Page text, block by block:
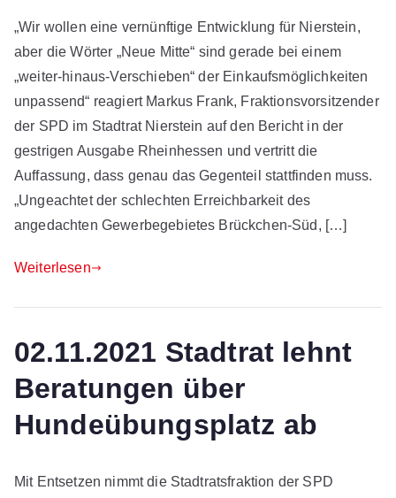
„Wir wollen eine vernünftige Entwicklung für Nierstein,
aber die Wörter „Neue Mitte“ sind gerade bei einem
„weiter-hinaus-Verschieben“ der Einkaufsmöglichkeiten
unpassend“ reagiert Markus Frank, Fraktionsvorsitzender
der SPD im Stadtrat Nierstein auf den Bericht in der
gestrigen Ausgabe Rheinhessen und vertritt die
Auffassung, dass genau das Gegenteil stattfinden muss.
„Ungeachtet der schlechten Erreichbarkeit des
angedachten Gewerbegebietes Brückchen-Süd, […]
Weiterlesen
02.11.2021 Stadtrat lehnt
Beratungen über
Hundeübungsplatz ab
Mit Entsetzen nimmt die Stadtratsfraktion der SPD